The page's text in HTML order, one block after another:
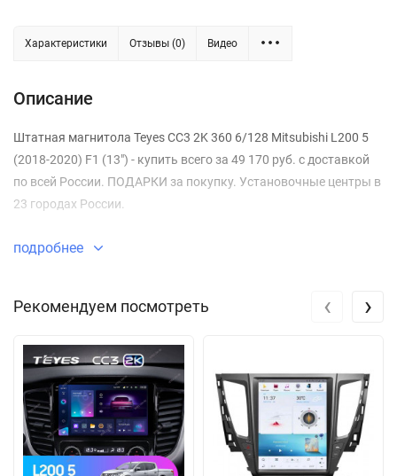
Характеристики Отзывы (0) Видео
Описание
Штатная магнитола Teyes CC3 2K 360 6/128 Mitsubishi L200 5
(2018-2020) F1 (13") - купить всего за 49 170 руб. с доставкой
по всей России. ПОДАРКИ за покупку. Установочные центры в
23 городах России.
подробнее
Рекомендуем посмотреть ‹ ›